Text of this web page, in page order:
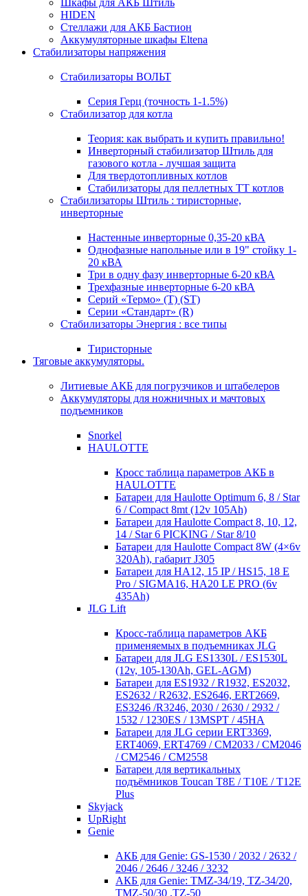
Шкафы для АКБ Штиль
HIDEN
Стеллажи для АКБ Бастион
Аккумуляторные шкафы Eltena
Стабилизаторы напряжения
Стабилизаторы ВОЛЬТ
Серия Герц (точность 1-1.5%)
Стабилизатор для котла
Теория: как выбрать и купить правильно!
Инверторный стабилизатор Штиль для
газового котла - лучшая защита
Для твердотопливных котлов
Стабилизаторы для пеллетных ТТ котлов
Стабилизаторы Штиль : тиристорные,
инверторные
Настенные инверторные 0,35-20 кВА
Однофазные напольные или в 19" стойку 1-
20 кВА
Три в одну фазу инверторные 6-20 кВА
Трехфазные инверторные 6-20 кВА
Серий «Термо» (T) (ST)
Серии «Стандарт» (R)
Стабилизаторы Энергия : все типы
Тиристорные
Тяговые аккумуляторы.
Литиевые АКБ для погрузчиков и штабелеров
Аккумуляторы для ножничных и мачтовых
подъемников
Snorkel
HAULOTTE
Кросc таблица параметров АКБ в
HAULOTTE
Батареи для Haulotte Optimum 6, 8 / Star
6 / Compact 8mt (12v 105Ah)
Батареи для Haulotte Compact 8, 10, 12,
14 / Star 6 PICKING / Star 8/10
Батареи для Haulotte Compact 8W (4×6v
320Ah), габарит J305
Батареи для HA12, 15 IP / HS15, 18 E
Pro / SIGMA16, HA20 LE PRO (6v
435Ah)
JLG Lift
Кросc-таблица параметров АКБ
применяемых в подъемниках JLG
Батареи для JLG ES1330L / ES1530L
(12v, 105-130Ah, GEL-AGM)
Батареи для ES1932 / R1932, ES2032,
ES2632 / R2632, ES2646, ERT2669,
ES3246 /R3246, 2030 / 2630 / 2932 /
1532 / 1230ES / 13MSPT / 45HA
Батареи для JLG серии ERT3369,
ERT4069, ERT4769 / CM2033 / CM2046
/ CM2546 / CM2558
Батареи для вертикальных
подъёмников Toucan T8E / T10E / T12E
Plus
Skyjack
UpRight
Genie
АКБ для Genie: GS-1530 / 2032 / 2632 /
2046 / 2646 / 3246 / 3232
АКБ для Genie: TMZ-34/19, TZ-34/20,
TMZ-50/30 ,TZ-50